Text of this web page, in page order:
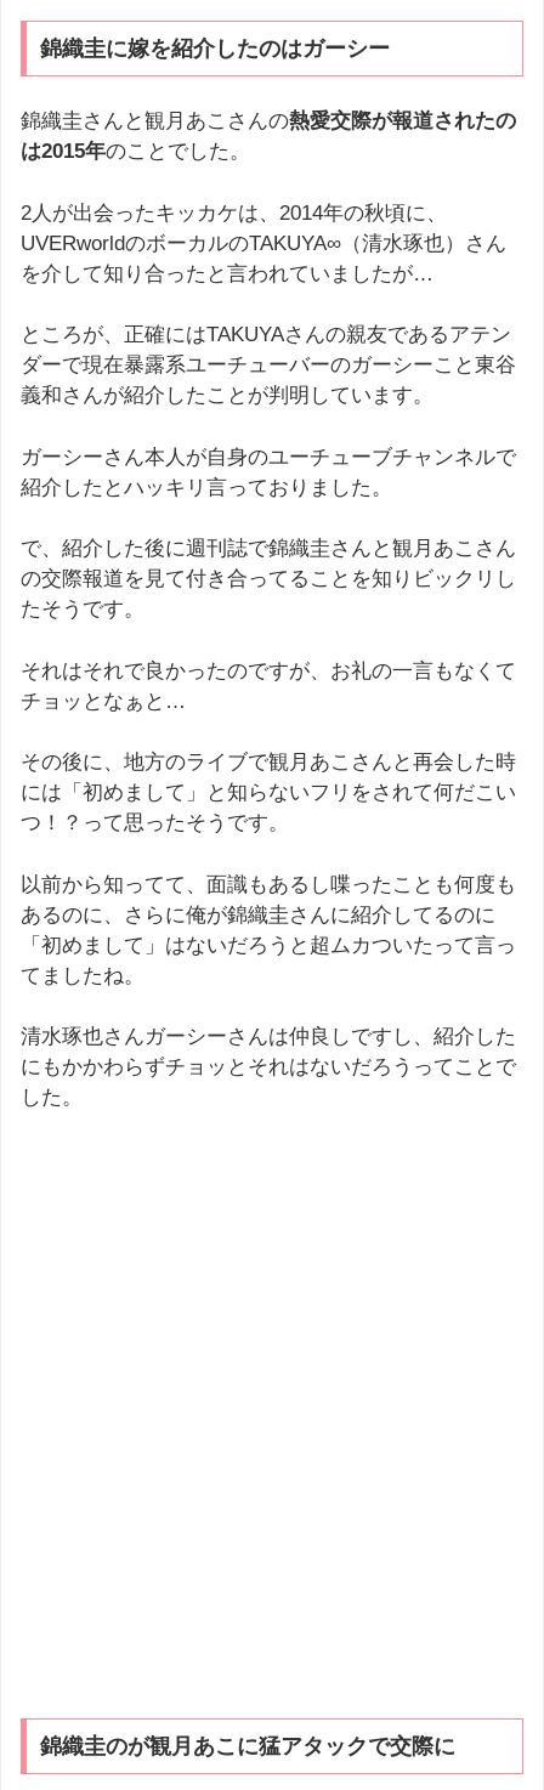
錦織圭に嫁を紹介したのはガーシー
錦織圭さんと観月あこさんの熱愛交際が報道されたの
は2015年のことでした。
2人が出会ったキッカケは、2014年の秋頃に、
UVERworldのボーカルのTAKUYA∞（清水琢也）さん
を介して知り合ったと言われていましたが…
ところが、正確にはTAKUYAさんの親友であるアテン
ダーで現在暴露系ユーチューバーのガーシーこと東谷
義和さんが紹介したことが判明しています。
ガーシーさん本人が自身のユーチューブチャンネルで
紹介したとハッキリ言っておりました。
で、紹介した後に週刊誌で錦織圭さんと観月あこさん
の交際報道を見て付き合ってることを知りビックリし
たそうです。
それはそれで良かったのですが、お礼の一言もなくて
チョッとなぁと…
その後に、地方のライブで観月あこさんと再会した時
には「初めまして」と知らないフリをされて何だこい
つ！？って思ったそうです。
以前から知ってて、面識もあるし喋ったことも何度も
あるのに、さらに俺が錦織圭さんに紹介してるのに
「初めまして」はないだろうと超ムカついたって言っ
てましたね。
清水琢也さんガーシーさんは仲良しですし、紹介した
にもかかわらずチョッとそれはないだろうってことで
した。
錦織圭のが観月あこに猛アタックで交際に